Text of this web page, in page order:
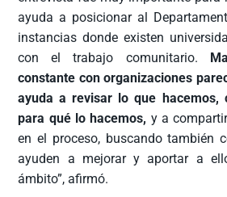
ayuda a posicionar al
instancias donde existen
con el trabajo comunitario.
constante con organizaciones
ayuda a revisar lo que hacemos,
para qué lo hacemos, y a
en el proceso, buscando también
ayuden a mejorar y aportar a
ámbito”, afirmó.